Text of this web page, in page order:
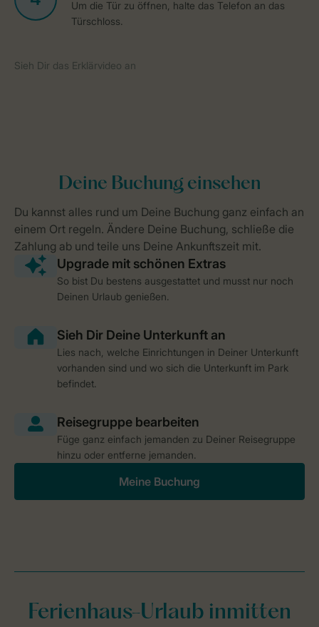
So bist Du bestens ausgestattet und musst nur noch
Deinen Urlaub genießen.
Lies nach, welche Einrichtungen in Deiner Unterkunft
vorhanden sind und wo sich die Unterkunft im Park
befindet.
Füge ganz einfach jemanden zu Deiner Reisegruppe
hinzu oder entferne jemanden.
Meine Buchung
Ferienhaus-Urlaub inmitten